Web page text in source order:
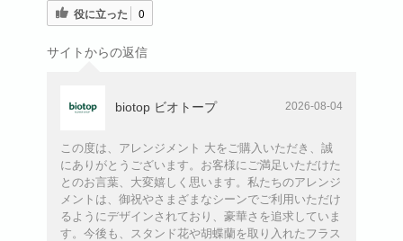
役に立った 0
サイトからの返信
biotop ビオトープ 2026-08-04
この度は、アレンジメント 大をご購入いただき、誠
にありがとうございます。お客様にご満足いただけた
とのお言葉、大変嬉しく思います。私たちのアレンジ
メントは、御祝やさまざまなシーンでご利用いただけ
るようにデザインされており、豪華さを追求していま
す。今後も、スタンド花や胡蝶蘭を取り入れたフラス